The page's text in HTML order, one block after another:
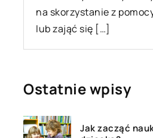
na skorzystanie z
lub zająć się […]
Ostatnie wpisy
Jak zacząć